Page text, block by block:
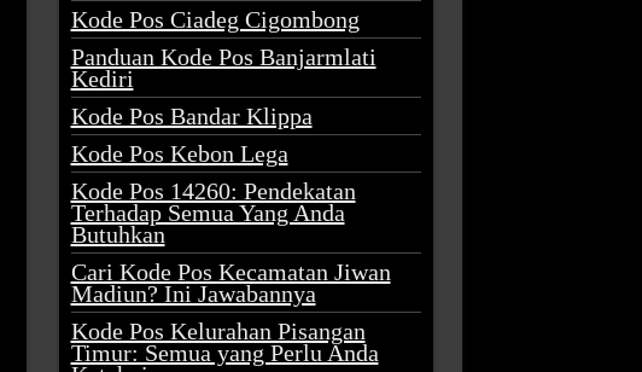
Kode Pos Ciadeg Cigombong
Panduan Kode Pos Banjarmlati
Kediri
Kode Pos Bandar Klippa
Kode Pos Kebon Lega
Kode Pos 14260: Pendekatan
Terhadap Semua Yang Anda
Butuhkan
Cari Kode Pos Kecamatan Jiwan
Madiun? Ini Jawabannya
Kode Pos Kelurahan Pisangan
Timur: Semua yang Perlu Anda